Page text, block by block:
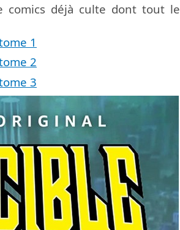
comics déjà culte dont tout le
1
2
3